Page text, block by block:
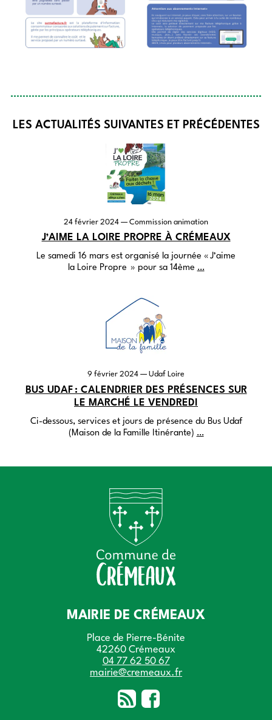
LES ACTUALITÉS SUIVANTES ET PRÉCÉDENTES
24 février 2024 — Commission animation
J’AIME LA LOIRE PROPRE À CRÉMEAUX
Le samedi 16 mars est organisé la journée « J’aime
la Loire Propre » pour sa 14ème …
9 février 2024 — Udaf Loire
BUS UDAF : CALENDRIER DES PRÉSENCES SUR
LE MARCHÉ LE VENDREDI
Ci-dessous, services et jours de présence du Bus Udaf
(Maison de la Famille Itinérante) …
MAIRIE DE CRÉMEAUX
Place de Pierre-Bénite
42260 Crémeaux
04 77 62 50 67
mairie@cremeaux.fr